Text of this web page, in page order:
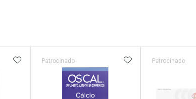
ADICIONAR AOS FAVORITOS
Patrocinado ADICIONAR AOS
Patrocinado